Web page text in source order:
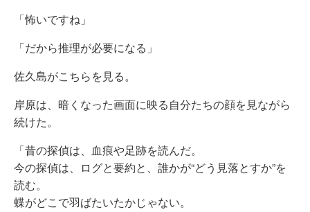
「怖いですね」
「だから推理が必要になる」
佐久島がこちらを見る。
岸原は、暗くなった画面に映る自分たちの顔を見ながら
続けた。
「昔の探偵は、血痕や足跡を読んだ。
今の探偵は、ログと要約と、誰かが“どう見落とすか”を
読む。
蝶がどこで羽ばたいたかじゃない。